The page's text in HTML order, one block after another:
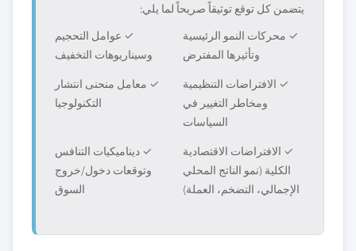
يتضمن كل توقع توثيقاً صريحاً لما يلي:
✓ محركات النمو الرئيسية
وتأثيرها المفترض
✓ عوامل التحجيم
وسيناريوهات التخفيف
✓ الافتراضات التنظيمية
ومخاطر التغيير في
السياسات
✓ معامل منحنى انتشار
التكنولوجيا
✓ الافتراضات الاقتصادية
الكلية (نمو الناتج المحلي
الإجمالي، التضخم، العملة)
✓ ديناميكيات التنافس
وتوقعات دخول/خروج
السوق